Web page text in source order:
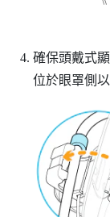
確保頭戴式
位於眼罩側